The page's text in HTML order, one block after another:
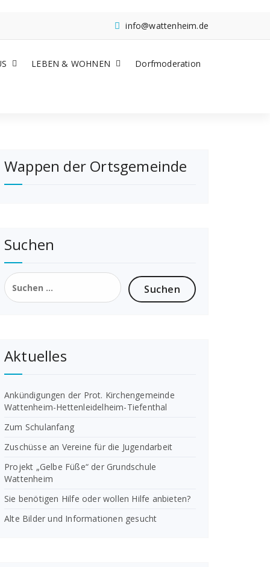
info@wattenheim.de
LEBEN & WOHNEN Dorfmoderation
Wappen der Ortsgemeinde
Suchen
Suchen
nach:
Aktuelles
Ankündigungen der Prot. Kirchengemeinde
Wattenheim-Hettenleidelheim-Tiefenthal
Zum Schulanfang
Zuschüsse an Vereine für die Jugendarbeit
Projekt „Gelbe Füße“ der Grundschule
Wattenheim
Sie benötigen Hilfe oder wollen Hilfe anbieten?
Alte Bilder und Informationen gesucht